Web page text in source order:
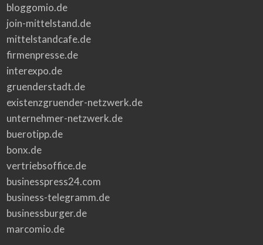
bloggomio.de
join-mittelstand.de
mittelstandcafe.de
firmenpresse.de
interexpo.de
gruenderstadt.de
existenzgruender-netzwerk.de
unternehmer-netzwerk.de
buerotipp.de
bonx.de
vertriebsoffice.de
businesspress24.com
business-telegramm.de
businessburger.de
marcomio.de